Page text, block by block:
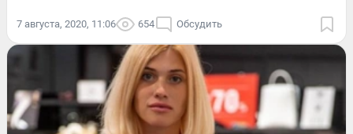
7 августа, 2020, 11:06 654 Обсудить